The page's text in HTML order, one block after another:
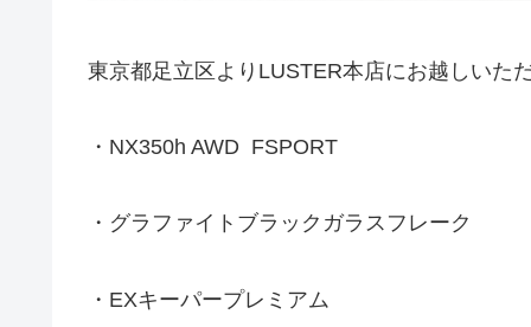
東京都足立区よりLUSTER本店にお越しいた
・NX350h AWD FSPORT
・グラファイトブラックガラスフレーク
・EXキーパープレミアム